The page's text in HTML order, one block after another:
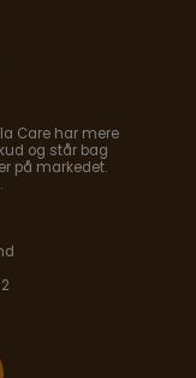
Care har mere
og står bag
på markedet.